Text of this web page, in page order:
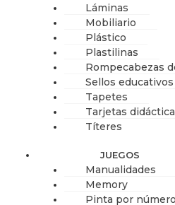
Láminas
Mobiliario
Plástico
Plastilinas
Rompecabezas
Sellos educativos
Tapetes
Tarjetas
Títeres
JUEGOS
Manualidades
Memory
Pinta por número